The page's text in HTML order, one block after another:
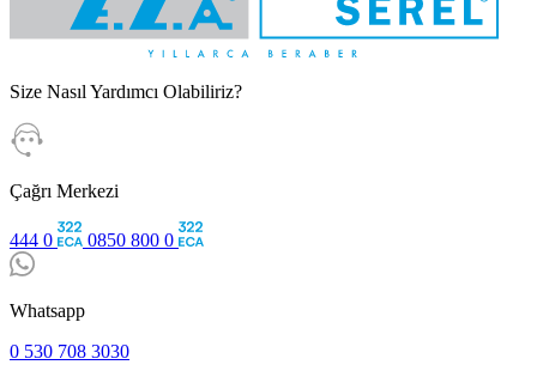
Size Nasıl Yardımcı Olabiliriz?
Çağrı Merkezi
444 0 0850 800 0
Whatsapp
0 530 708 3030